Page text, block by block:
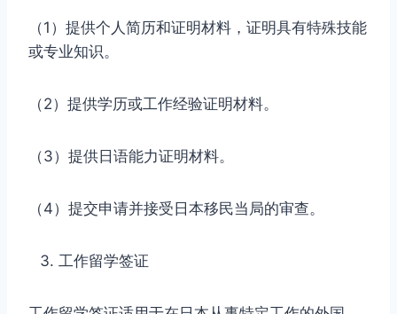
（1）提供个人简历和证明材料，证明具有特殊技能
或专业知识。
（2）提供学历或工作经验证明材料。
（3）提供日语能力证明材料。
（4）提交申请并接受日本移民当局的审查。
工作留学签证